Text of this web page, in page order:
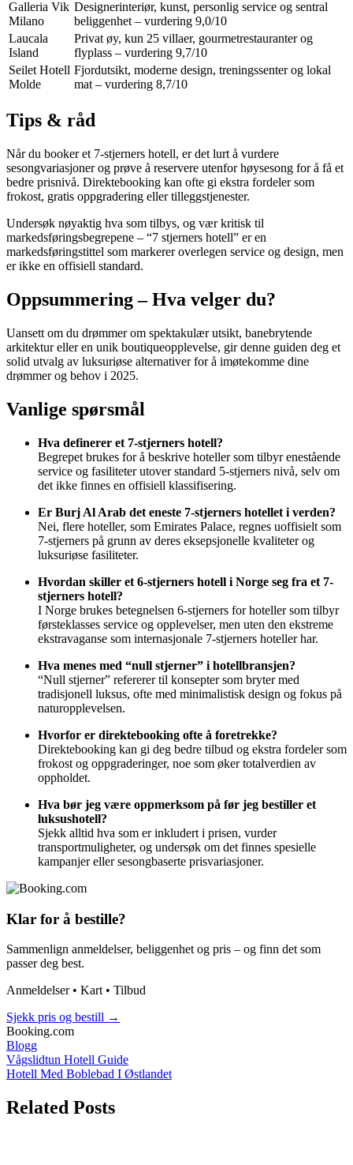
Galleria Vik
Milano
Designerinteriør, kunst, personlig service og sentral
beliggenhet – vurdering 9,0/10
Laucala
Island
Privat øy, kun 25 villaer, gourmetrestauranter og
flyplass – vurdering 9,7/10
Seilet Hotell
Molde
Fjordutsikt, moderne design, treningssenter og lokal
mat – vurdering 8,7/10
Tips & råd
Når du booker et 7-stjerners hotell, er det lurt å vurdere
sesongvariasjoner og prøve å reservere utenfor høysesong for å få et
bedre prisnivå. Direktebooking kan ofte gi ekstra fordeler som
frokost, gratis oppgradering eller tilleggstjenester.
Undersøk nøyaktig hva som tilbys, og vær kritisk til
markedsføringsbegrepene – “7 stjerners hotell” er en
markedsføringstittel som markerer overlegen service og design, men
er ikke en offisiell standard.
Oppsummering – Hva velger du?
Uansett om du drømmer om spektakulær utsikt, banebrytende
arkitektur eller en unik boutiqueopplevelse, gir denne guiden deg et
solid utvalg av luksuriøse alternativer for å imøtekomme dine
drømmer og behov i 2025.
Vanlige spørsmål
Hva definerer et 7-stjerners hotell?
Begrepet brukes for å beskrive hoteller som tilbyr enestående
service og fasiliteter utover standard 5-stjerners nivå, selv om
det ikke finnes en offisiell klassifisering.
Er Burj Al Arab det eneste 7-stjerners hotellet i verden?
Nei, flere hoteller, som Emirates Palace, regnes uoffisielt som
7-stjerners på grunn av deres eksepsjonelle kvaliteter og
luksuriøse fasiliteter.
Hvordan skiller et 6-stjerners hotell i Norge seg fra et 7-
stjerners hotell?
I Norge brukes betegnelsen 6-stjerners for hoteller som tilbyr
førsteklasses service og opplevelser, men uten den ekstreme
ekstravaganse som internasjonale 7-stjerners hoteller har.
Hva menes med “null stjerner” i hotellbransjen?
“Null stjerner” refererer til konsepter som bryter med
tradisjonell luksus, ofte med minimalistisk design og fokus på
naturopplevelsen.
Hvorfor er direktebooking ofte å foretrekke?
Direktebooking kan gi deg bedre tilbud og ekstra fordeler som
frokost og oppgraderinger, noe som øker totalverdien av
oppholdet.
Hva bør jeg være oppmerksom på før jeg bestiller et
luksushotell?
Sjekk alltid hva som er inkludert i prisen, vurder
transportmuligheter, og undersøk om det finnes spesielle
kampanjer eller sesongbaserte prisvariasjoner.
Klar for å bestille?
Sammenlign anmeldelser, beliggenhet og pris – og finn det som
passer deg best.
Anmeldelser • Kart • Tilbud
Sjekk pris og bestill →
Booking.com
Blogg
Post
navigation
Vågslidtun Hotell Guide
Hotell Med Boblebad I Østlandet
Related Posts